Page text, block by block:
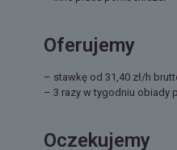
Oferujemy
– stawkę od 31,40 zł/h
– 3 razy w tygodniu obiady
Oczekujemy